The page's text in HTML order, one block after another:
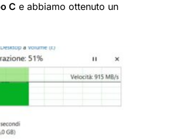
C e abbiamo ottenuto un